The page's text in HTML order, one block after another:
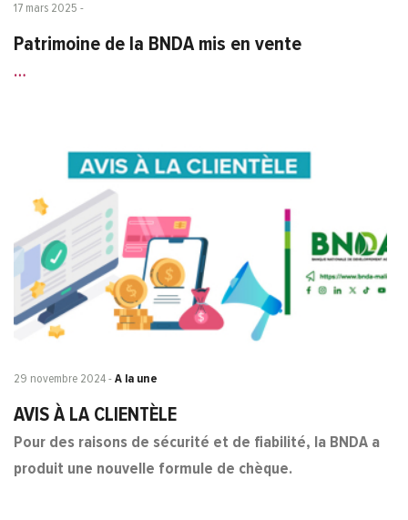
17 mars 2025 -
Patrimoine de la BNDA mis en vente
…
29 novembre 2024 - A la une
AVIS À LA CLIENTÈLE
Pour des raisons de sécurité et de fiabilité, la BNDA a
produit une nouvelle formule de chèque.